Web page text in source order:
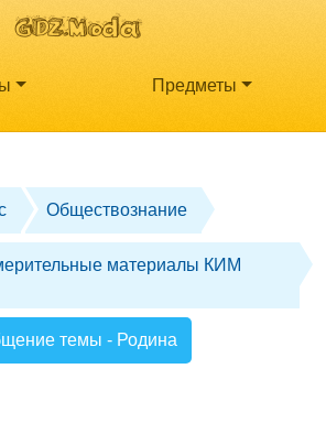
Предметы
Обществознание
материалы КИМ
темы - Родина